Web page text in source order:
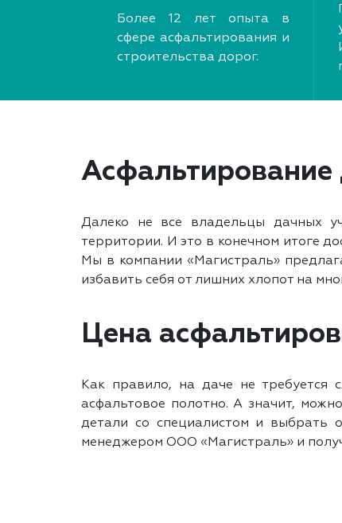
Более 12 лет опыта в
сфере асфальтирования и
строительства дорог.
Асфальтирование
Далеко не все владельцы дачных
территории. И это в конечном итоге
Мы в компании «Магистраль»
избавить себя от лишних хлопот на
Цена
Как правило, на даче не требуется
асфальтовое полотно. А значит,
детали со специалистом и выбрать
менеджером ООО «Магистраль» и